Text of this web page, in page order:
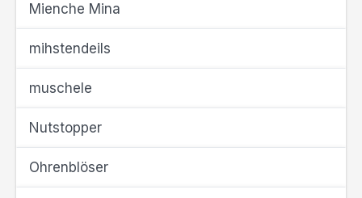
Mienche Mina
mihstendeils
muschele
Nutstopper
Ohrenblöser